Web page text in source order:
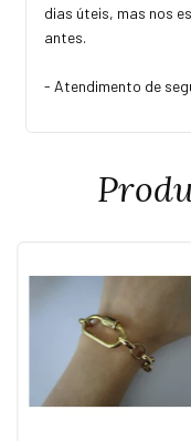
dias úteis, mas nos
antes.
- Atendimento de